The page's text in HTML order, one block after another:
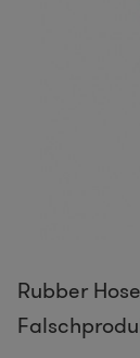
Rubber